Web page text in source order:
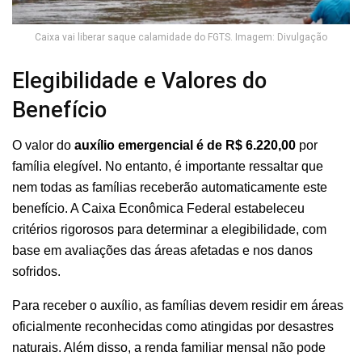
Caixa vai liberar saque calamidade do FGTS. Imagem: Divulgação
Elegibilidade e Valores do
Benefício
O valor do auxílio emergencial é de R$ 6.220,00 por
família elegível. No entanto, é importante ressaltar que
nem todas as famílias receberão automaticamente este
benefício. A Caixa Econômica Federal estabeleceu
critérios rigorosos para determinar a elegibilidade, com
base em avaliações das áreas afetadas e nos danos
sofridos.
Para receber o auxílio, as famílias devem residir em áreas
oficialmente reconhecidas como atingidas por desastres
naturais. Além disso, a renda familiar mensal não pode